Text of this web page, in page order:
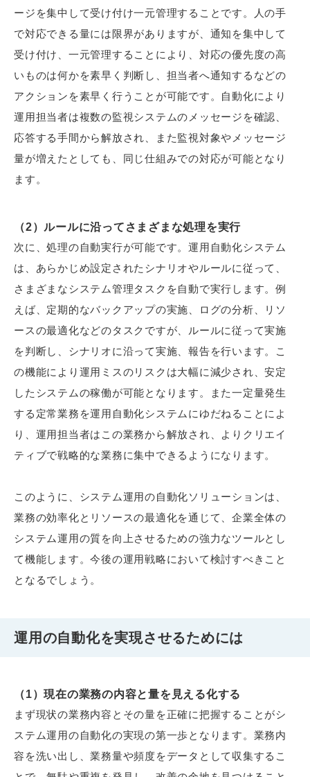
ージを集中して受け付け一元管理することです。人の手
で対応できる量には限界がありますが、通知を集中して
受け付け、一元管理することにより、対応の優先度の高
いものは何かを素早く判断し、担当者へ通知するなどの
アクションを素早く行うことが可能です。自動化により
運用担当者は複数の監視システムのメッセージを確認、
応答する手間から解放され、また監視対象やメッセージ
量が増えたとしても、同じ仕組みでの対応が可能となり
ます。
（2）ルールに沿ってさまざまな処理を実行
次に、処理の自動実行が可能です。運用自動化システム
は、あらかじめ設定されたシナリオやルールに従って、
さまざまなシステム管理タスクを自動で実行します。例
えば、定期的なバックアップの実施、ログの分析、リソ
ースの最適化などのタスクですが、ルールに従って実施
を判断し、シナリオに沿って実施、報告を行います。こ
の機能により運用ミスのリスクは大幅に減少され、安定
したシステムの稼働が可能となります。また一定量発生
する定常業務を運用自動化システムにゆだねることによ
り、運用担当者はこの業務から解放され、よりクリエイ
ティブで戦略的な業務に集中できるようになります。
このように、システム運用の自動化ソリューションは、
業務の効率化とリソースの最適化を通じて、企業全体の
システム運用の質を向上させるための強力なツールとし
て機能します。今後の運用戦略において検討すべきこと
となるでしょう。
運用の自動化を実現させるためには
（1）現在の業務の内容と量を見える化する
まず現状の業務内容とその量を正確に把握することがシ
ステム運用の自動化の実現の第一歩となります。業務内
容を洗い出し、業務量や頻度をデータとして収集するこ